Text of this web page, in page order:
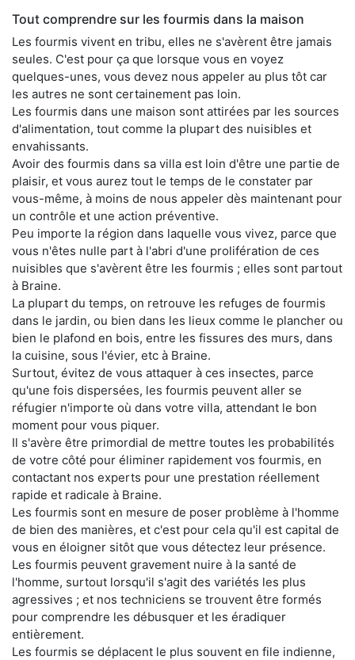
Tout comprendre sur les fourmis dans la maison
Les fourmis vivent en tribu, elles ne s'avèrent être jamais
seules. C'est pour ça que lorsque vous en voyez
quelques-unes, vous devez nous appeler au plus tôt car
les autres ne sont certainement pas loin.
Les fourmis dans une maison sont attirées par les sources
d'alimentation, tout comme la plupart des nuisibles et
envahissants.
Avoir des fourmis dans sa villa est loin d'être une partie de
plaisir, et vous aurez tout le temps de le constater par
vous-même, à moins de nous appeler dès maintenant pour
un contrôle et une action préventive.
Peu importe la région dans laquelle vous vivez, parce que
vous n'êtes nulle part à l'abri d'une prolifération de ces
nuisibles que s'avèrent être les fourmis ; elles sont partout
à Braine.
La plupart du temps, on retrouve les refuges de fourmis
dans le jardin, ou bien dans les lieux comme le plancher ou
bien le plafond en bois, entre les fissures des murs, dans
la cuisine, sous l'évier, etc à Braine.
Surtout, évitez de vous attaquer à ces insectes, parce
qu'une fois dispersées, les fourmis peuvent aller se
réfugier n'importe où dans votre villa, attendant le bon
moment pour vous piquer.
Il s'avère être primordial de mettre toutes les probabilités
de votre côté pour éliminer rapidement vos fourmis, en
contactant nos experts pour une prestation réellement
rapide et radicale à Braine.
Les fourmis sont en mesure de poser problème à l'homme
de bien des manières, et c'est pour cela qu'il est capital de
vous en éloigner sitôt que vous détectez leur présence.
Les fourmis peuvent gravement nuire à la santé de
l'homme, surtout lorsqu'il s'agit des variétés les plus
agressives ; et nos techniciens se trouvent être formés
pour comprendre les débusquer et les éradiquer
entièrement.
Les fourmis se déplacent le plus souvent en file indienne,